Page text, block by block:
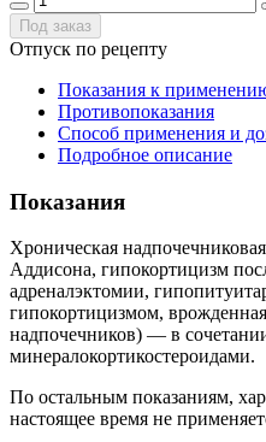
Под заказ
Отпуск по рецепту
Показания к
Противопоказания
Способ применения и
Подробное описание
Показания
Хроническая
Аддисона, гипокортицизм
адреналэктомии,
гипокортицизмом,
надпочечников) — в
минералокортикостероидами.
По остальным показаниям,
настоящее время не